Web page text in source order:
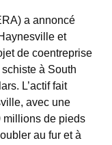
a annoncé
et
de coentreprise
à South
L’actif fait
avec une
millions de pieds
au fur et à